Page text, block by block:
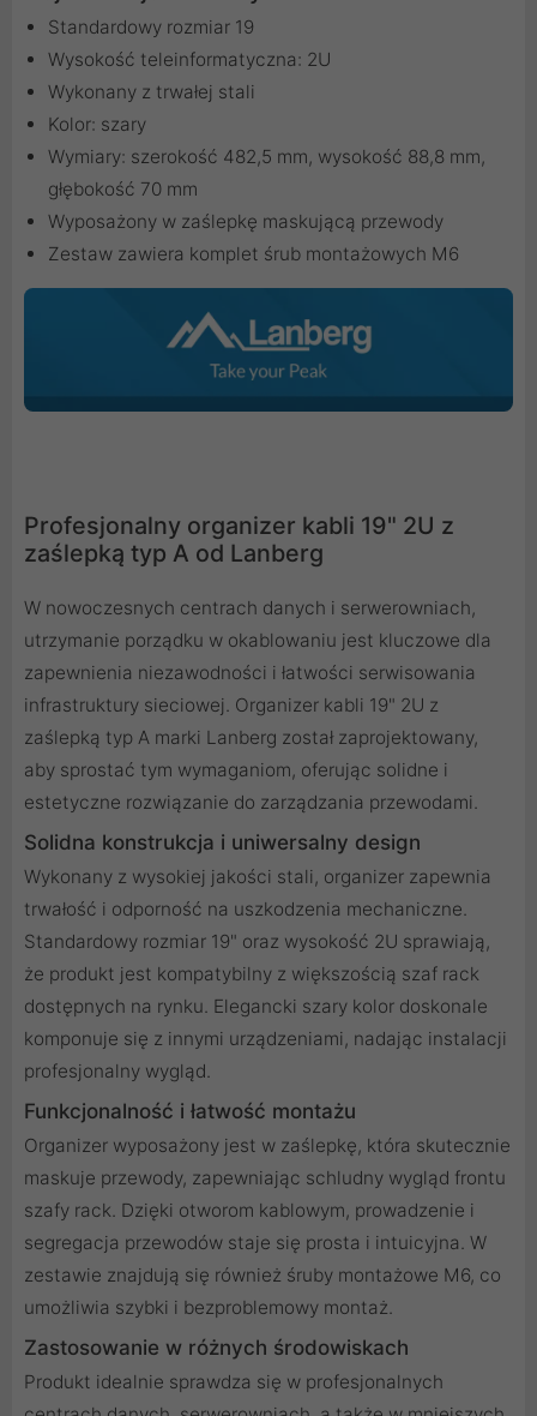
Standardowy rozmiar 19
Wysokość teleinformatyczna: 2U
Wykonany z trwałej stali
Kolor: szary
Wymiary: szerokość 482,5 mm, wysokość 88,8 mm,
głębokość 70 mm
Wyposażony w zaślepkę maskującą przewody
Zestaw zawiera komplet śrub montażowych M6
Profesjonalny organizer kabli 19" 2U z
zaślepką typ A od Lanberg
W nowoczesnych centrach danych i serwerowniach,
utrzymanie porządku w okablowaniu jest kluczowe dla
zapewnienia niezawodności i łatwości serwisowania
infrastruktury sieciowej. Organizer kabli 19" 2U z
zaślepką typ A marki Lanberg został zaprojektowany,
aby sprostać tym wymaganiom, oferując solidne i
estetyczne rozwiązanie do zarządzania przewodami.
Solidna konstrukcja i uniwersalny design
Wykonany z wysokiej jakości stali, organizer zapewnia
trwałość i odporność na uszkodzenia mechaniczne.
Standardowy rozmiar 19" oraz wysokość 2U sprawiają,
że produkt jest kompatybilny z większością szaf rack
dostępnych na rynku. Elegancki szary kolor doskonale
komponuje się z innymi urządzeniami, nadając instalacji
profesjonalny wygląd.
Funkcjonalność i łatwość montażu
Organizer wyposażony jest w zaślepkę, która skutecznie
maskuje przewody, zapewniając schludny wygląd frontu
szafy rack. Dzięki otworom kablowym, prowadzenie i
segregacja przewodów staje się prosta i intuicyjna. W
zestawie znajdują się również śruby montażowe M6, co
umożliwia szybki i bezproblemowy montaż.
Zastosowanie w różnych środowiskach
Produkt idealnie sprawdza się w profesjonalnych